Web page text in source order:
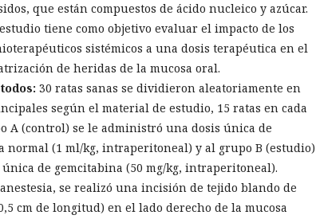
que están compuestos de ácido nucleico y azúcar.
tiene como objetivo evaluar el impacto de los
sistémicos a una dosis terapéutica en el
de heridas de la mucosa oral.
30 ratas sanas se dividieron aleatoriamente en
según el material de estudio, 15 ratas en cada
A (control) se le administró una dosis única de
normal (1 ml/kg, intraperitoneal) y al grupo B (estudio)
de gemcitabina (50 mg/kg, intraperitoneal).
se realizó una incisión de tejido blando de
cm de longitud) en el lado derecho de la mucosa